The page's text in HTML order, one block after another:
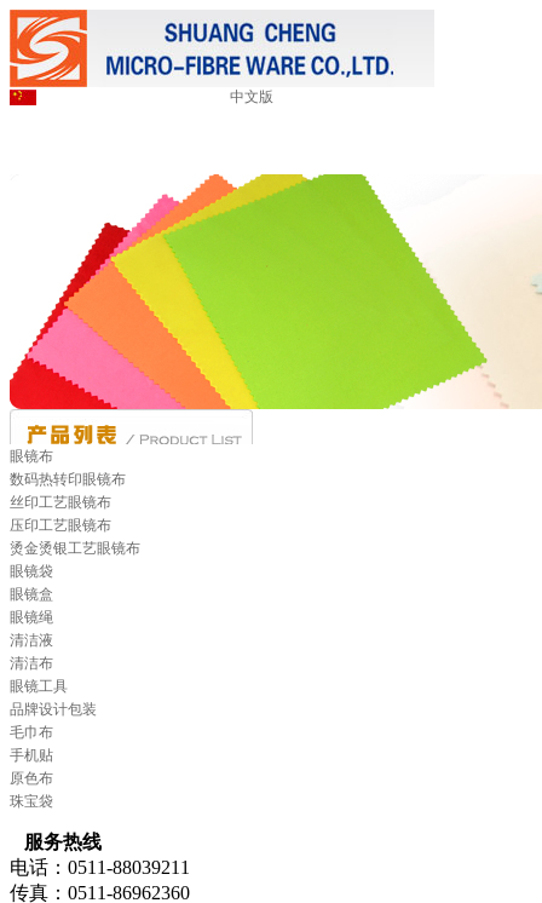
中文版
眼镜布
数码热转印眼镜布
丝印工艺眼镜布
压印工艺眼镜布
烫金烫银工艺眼镜布
眼镜袋
眼镜盒
眼镜绳
清洁液
清洁布
眼镜工具
品牌设计包装
毛巾布
手机贴
原色布
珠宝袋
服务热线
电话：0511-88039211
传真：0511-86962360